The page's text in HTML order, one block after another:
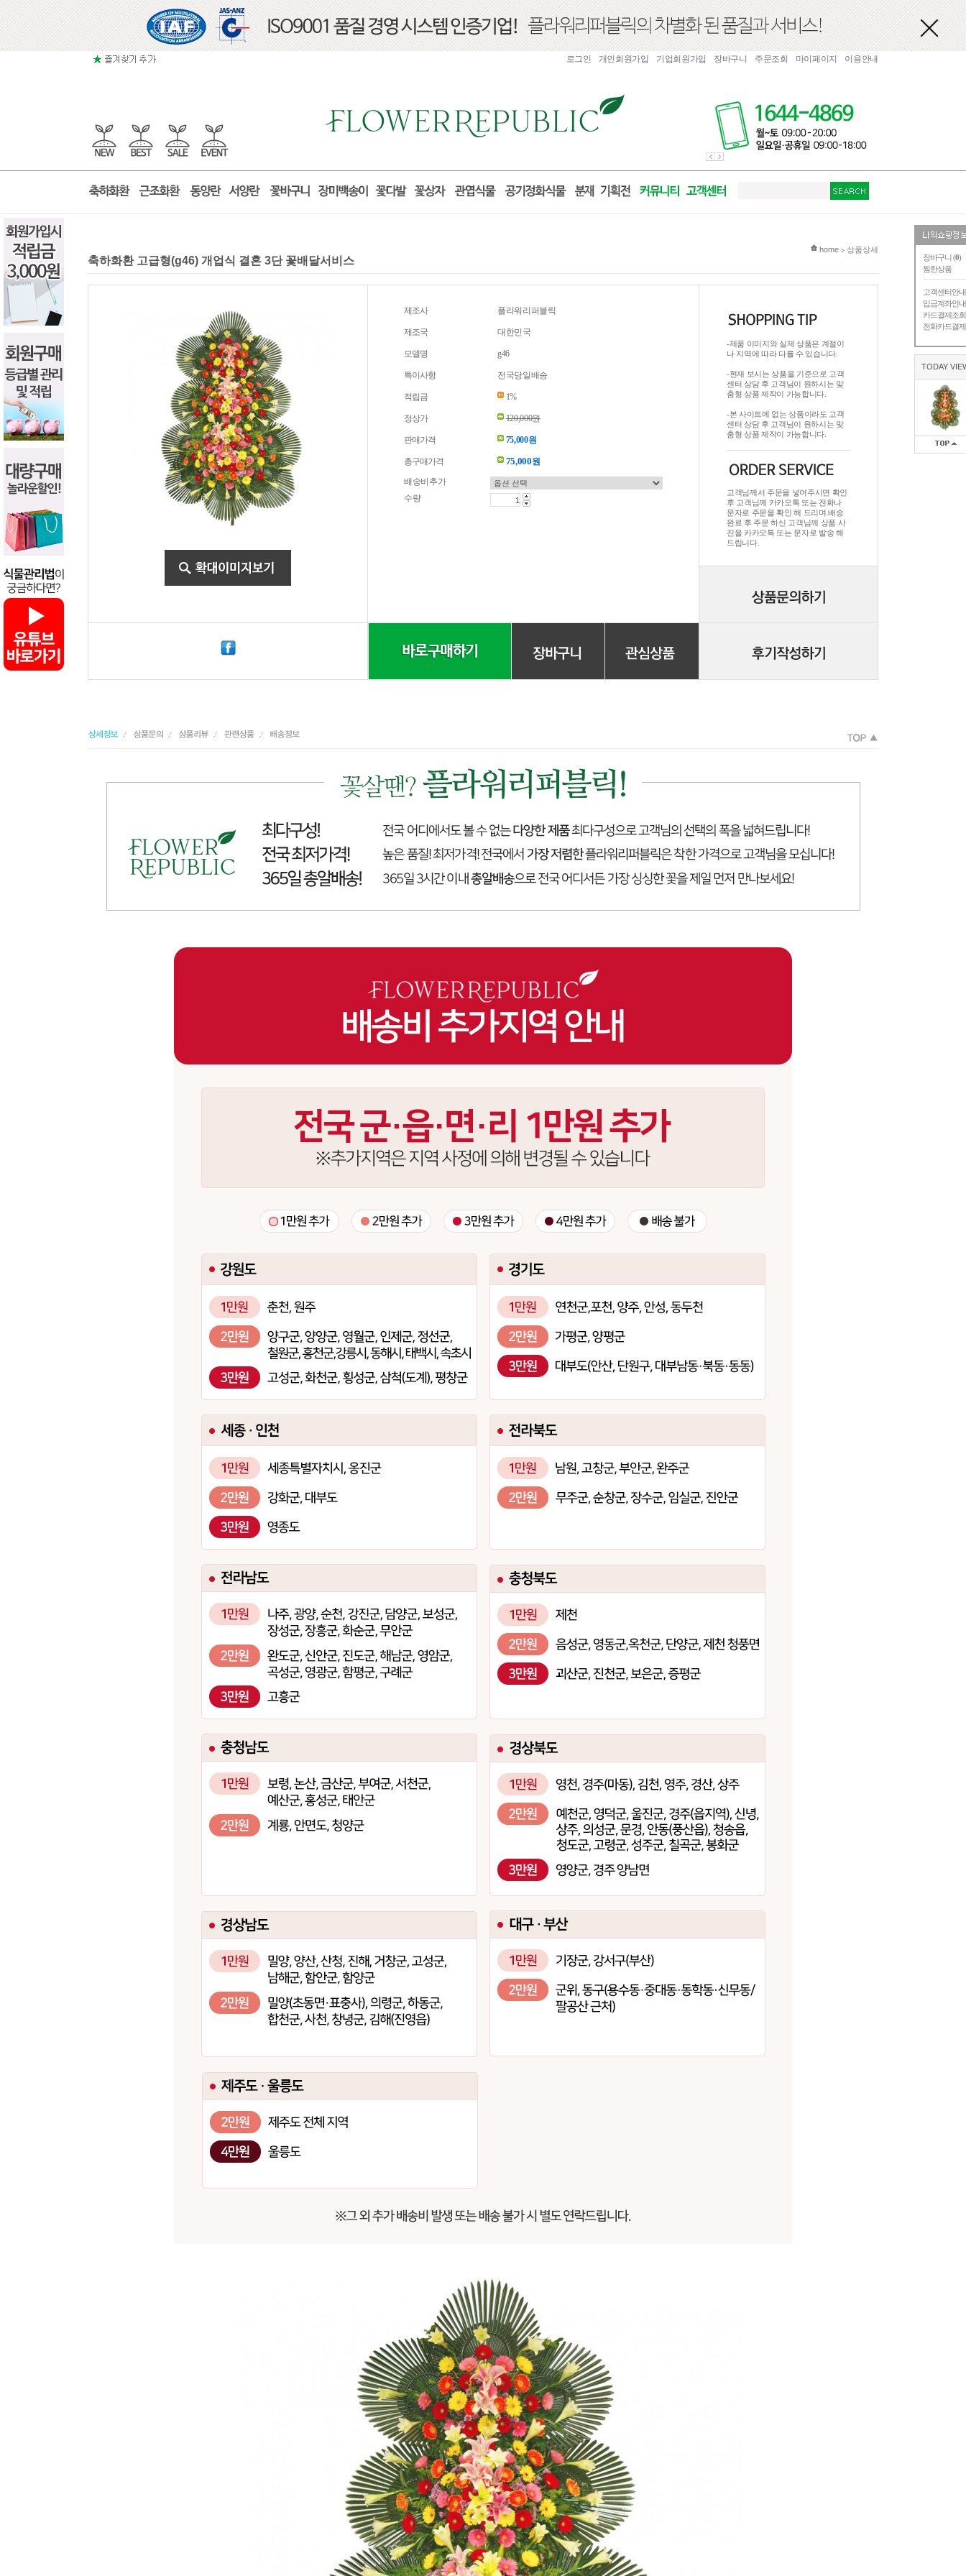
장바구니 (0)
찜한상품
고객센터안내
입금계좌안내
카드결제조회
전화카드결제
TODAY
로그인 개인회원가입 기업회원가입 장바구니 주문조회 마이페이지 이용안내
현재 위치
home > 상품상세
축하화환 고급형(g46) 개업식 결혼 3단 꽃배달서비스
제조사 플라워리퍼블릭
제조국 대한민국
모델명 g46
특이사항 전국당일배송
적립금 1%
정상가 120,000원
판매가격 75,000원
총구매가격 75,000원
배송비추가
수량
-제품 이미지와 실제 상품은 계절이
나 지역에 따라 다를 수 있습니다.
-현재 보시는 상품을 기준으로 고객
센터 상담 후 고객님이 원하시는 맞
춤형 상품 제작이 가능합니다.
-본 사이트에 없는 상품이라도 고객
센터 상담 후 고객님이 원하시는 맞
춤형 상품 제작이 가능합니다.
고객님께서 주문을 넣어주시면 확인
후 고객님께 카카오톡 또는 전화나
문자로 주문을 확인 해 드리며.배송
완료 후 주문 하신 고객님께 상품 사
진을 카카오톡 또는 문자로 발송 해
드립니다.